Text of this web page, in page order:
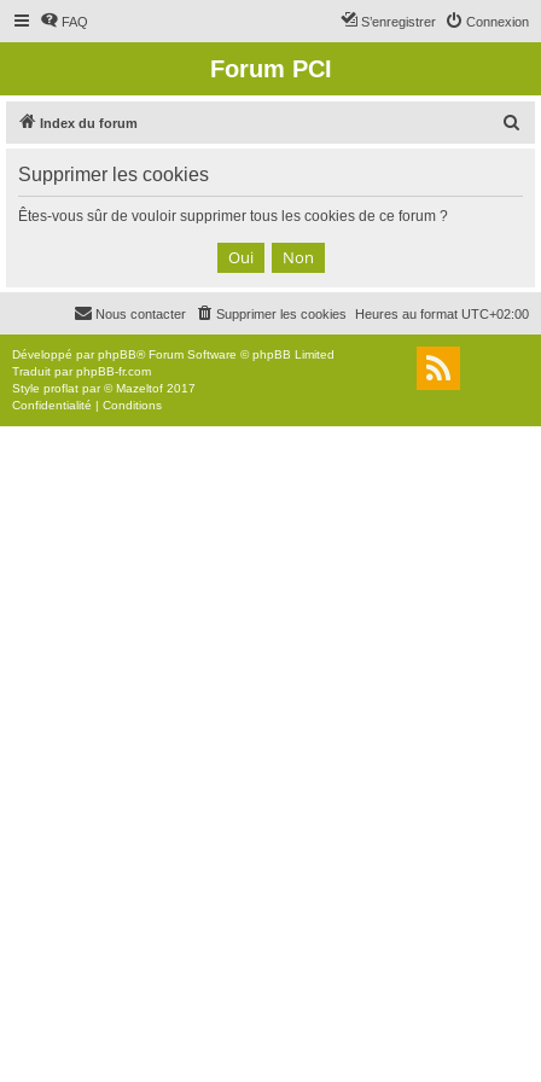
FAQ Connexion
S’enregistrer
Forum PCI
Index du forum
c
Supprimer les cookies
Êtes-vous sûr de vouloir supprimer tous les cookies de ce forum ?
Heures au format UTC+02:00
Supprimer les cookies
Nous contacter
Développé parphpBB® Forum Software © phpBB Limited
Traduit parphpBB-fr.com
Style proflat par ©Mazeltof 2017
Confidentialité | Conditions